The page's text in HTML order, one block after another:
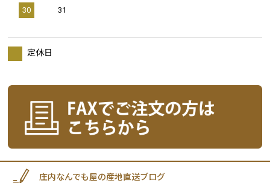
30 31
定休日
庄内なんでも屋の産地直送ブログ